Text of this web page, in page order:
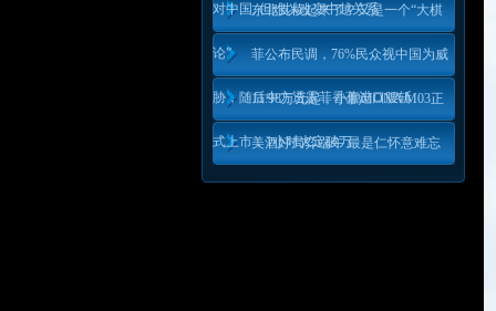
对中国, 但难以改变中越关系
东北支棱起来了？又是一个“大棋
论” 菲公布民调，76%民众视中国为威
胁，随后中方透露菲香蕉进口腰斩
11.98万元起，小鹏MONA M03正
式上市，1小时大定破万
美酒好局弈端午 最是仁怀意难忘